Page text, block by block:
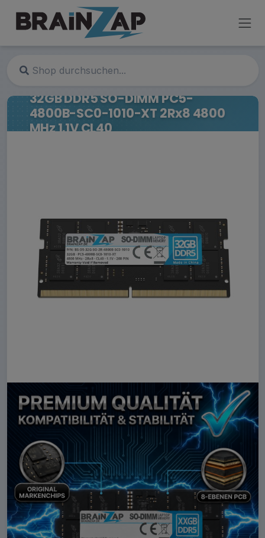
32GB DDR5 SO-DIMM PC5-
4800B-SC0-1010-XT 2Rx8 4800
MHz 1.1V CL40